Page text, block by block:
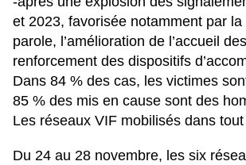
et 2023, favorisée notamment par
parole, l’amélioration de l’accueil
renforcement des dispositifs
Dans 84 % des cas, les victimes
85 % des mis en cause sont des
Les réseaux VIF mobilisés dans
Du 24 au 28 novembre, les six